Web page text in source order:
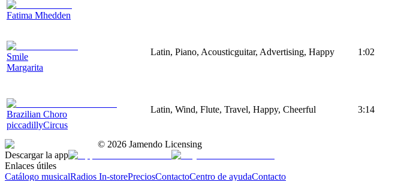
Fatima Mhedden
Smile
Margarita
Latin, Piano, Acousticguitar, Advertising, Happy 1:02
Brazilian Choro
piccadillyCircus
Latin, Wind, Flute, Travel, Happy, Cheerful 3:14
© 2026 Jamendo Licensing
Descargar la app
Enlaces útiles
Catálogo musicalRadios In-storePreciosContactoCentro de ayudaContacto